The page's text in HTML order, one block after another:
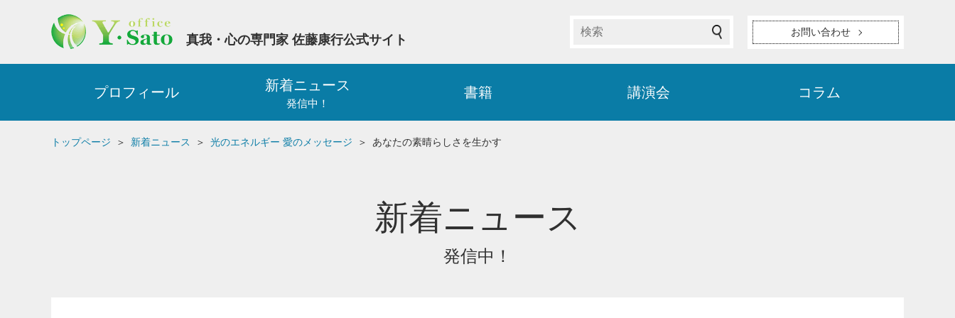
真我・心の専門家 佐藤康行公式サイト
お問い合わせ
プロフィール 新着ニュース
発信中！
書籍 講演会 コラム
トップページ 新着ニュース 光のエネルギー 愛のメッセージ あなたの素晴らしさを生かす
新着ニュース
発信中！